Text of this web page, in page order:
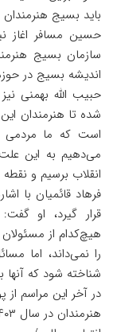
باید بسیج
حسین مسافر اغاز
سازمان بسیج
اندیشه بسیج در
حبیب الله بهمنی
شده تا هنرمندان
است که ما مردمی
می‌دهیم به این
انقلاب برسیم و
فرهاد قائمیان با
قرار گیرد، او
هیچ‌کدام از
را نمی‌داند، اما
شناخته شود که آنها
در آخر این مراسم
هنرمندان در سال ۱۴۰۳ رونمایی شد.